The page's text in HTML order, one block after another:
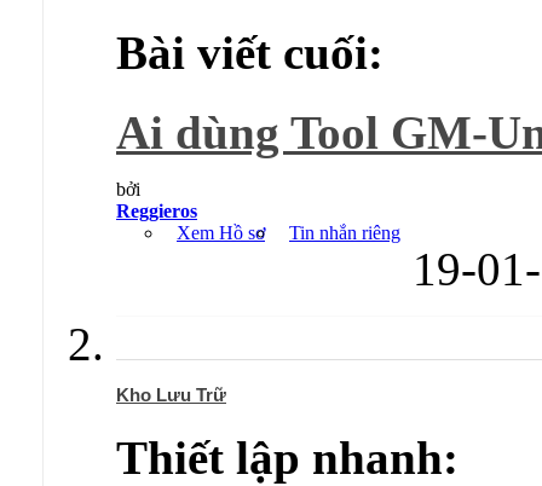
Bài viết cuối:
Ai dùng Tool GM-
bởi
Reggieros
Xem Hồ sơ
Tin nhắn riêng
19-
Kho Lưu Trữ
Thiết lập nhanh: